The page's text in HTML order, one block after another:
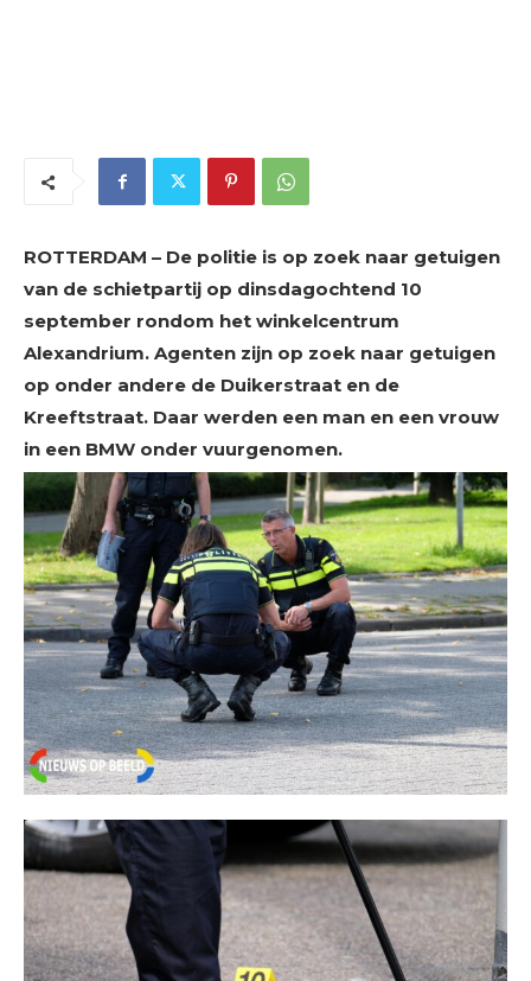
ROTTERDAM – De politie is op zoek naar getuigen
van de schietpartij op dinsdagochtend 10
september rondom het winkelcentrum
Alexandrium. Agenten zijn op zoek naar getuigen
op onder andere de Duikerstraat en de
Kreeftstraat. Daar werden een man en een vrouw
in een BMW onder vuurgenomen.